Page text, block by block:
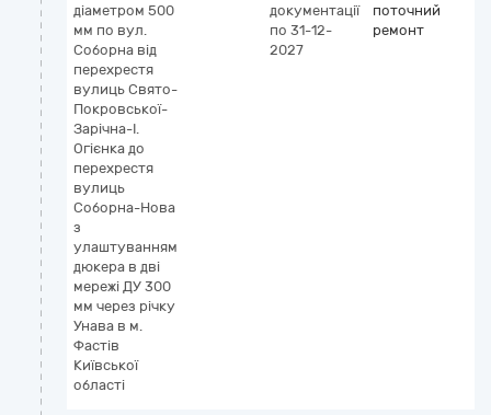
діаметром 500
мм по вул.
Соборна від
перехрестя
вулиць Свято-
Покровської-
Зарічна-І.
Огієнка до
перехрестя
вулиць
Соборна-Нова
з
улаштуванням
дюкера в дві
мережі ДУ 300
мм через річку
Унава в м.
Фастів
Київської
області
документації
по 31-12-
2027
поточний
ремонт